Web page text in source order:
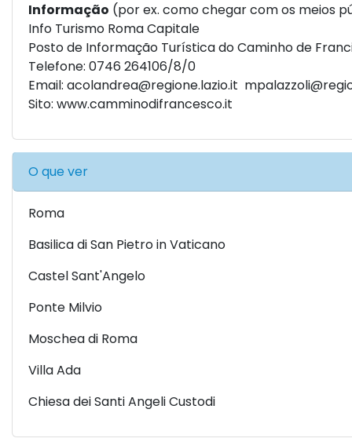
Informação (por ex. como chegar com os meios
Info Turismo Roma Capitale
Posto de Informação Turística do Caminho de
Telefone: 0746 264106/8/0
Email: acolandrea@regione.lazio.it
Sito: www.camminodifrancesco.it
O que ver
Roma
Basilica di San Pietro in Vaticano
Castel Sant'Angelo
Ponte Milvio
Moschea di Roma
Villa Ada
Chiesa dei Santi Angeli Custodi